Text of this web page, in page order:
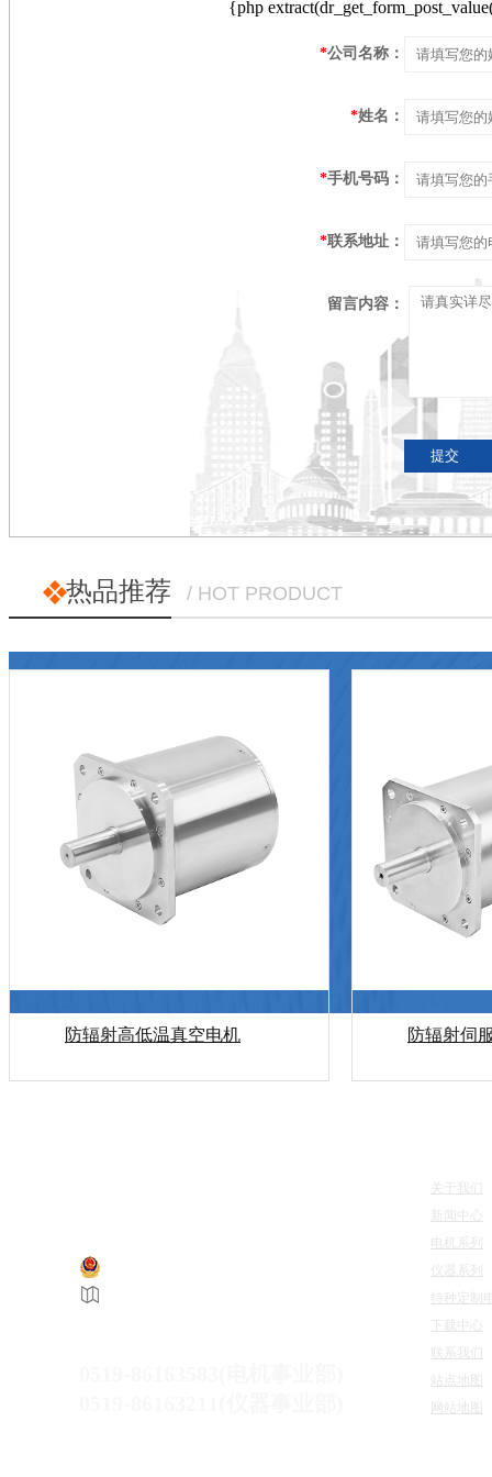
{php
*公司名称：
*姓名：
*手机号码：
*联系地址：
留言内容：
热品推荐 / HOT PRODUCT
防辐射高低温真空电机 防辐射伺
关于我们
新闻中心
电机系列
仪器系列
特种定制
下载中心
联系我们
站点地图
网站地图